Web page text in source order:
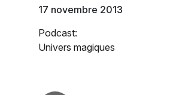
17 novembre 2013
Podcast:
Univers magiques